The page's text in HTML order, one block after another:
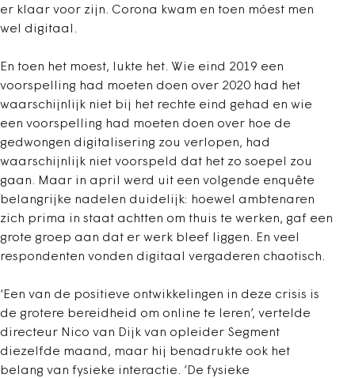
er klaar voor zijn. Corona kwam en toen móest men
wel digitaal.
En toen het moest, lukte het. Wie eind 2019 een
voorspelling had moeten doen over 2020 had het
waarschijnlijk niet bij het rechte eind gehad en wie
een voorspelling had moeten doen over hoe de
gedwongen digitalisering zou verlopen, had
waarschijnlijk niet voorspeld dat het zo soepel zou
gaan. Maar in april werd uit een volgende enquête
belangrijke nadelen duidelijk: hoewel ambtenaren
zich prima in staat achtten om thuis te werken, gaf een
grote groep aan dat er werk bleef liggen. En veel
respondenten vonden digitaal vergaderen chaotisch.
‘Een van de positieve ontwikkelingen in deze crisis is
de grotere bereidheid om online te leren’, vertelde
directeur Nico van Dijk van opleider Segment
diezelfde maand, maar hij benadrukte ook het
belang van fysieke interactie. ‘De fysieke